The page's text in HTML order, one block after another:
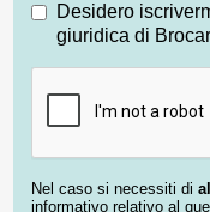
Desidero
giuridica di
Nel caso si necessiti di
informativo relativo al